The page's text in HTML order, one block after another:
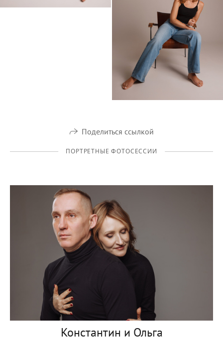
Поделиться ссылкой
ПОРТРЕТНЫЕ ФОТОСЕССИИ
Константин и Ольга